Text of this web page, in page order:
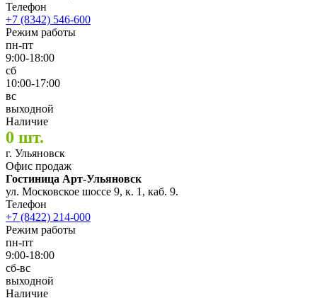
Телефон
+7 (8342) 546-600
Режим работы
пн-пт
9:00-18:00
сб
10:00-17:00
вс
выходной
Наличие
0 шт.
г. Ульяновск
Офис продаж
Гостиница Арт-Ульяновск
ул. Московское шоссе 9, к. 1, каб. 9.
Телефон
+7 (8422) 214-000
Режим работы
пн-пт
9:00-18:00
сб-вс
выходной
Наличие